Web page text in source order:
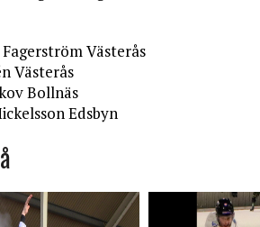
Västerås
Västerås
Bollnäs
Edsbyn